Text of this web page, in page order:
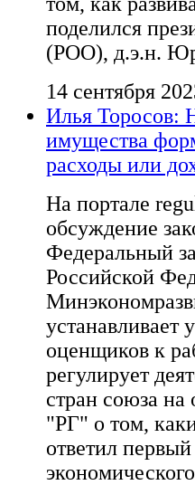
поделился
(РОО), д.э.н.
14 сентября
Илья Торосов:
имущества
расходы или
На портале
обсуждение
Федеральный
Российской
устанавливает
оценщиков к
регулирует
стран союза
"РГ" о том,
ответил